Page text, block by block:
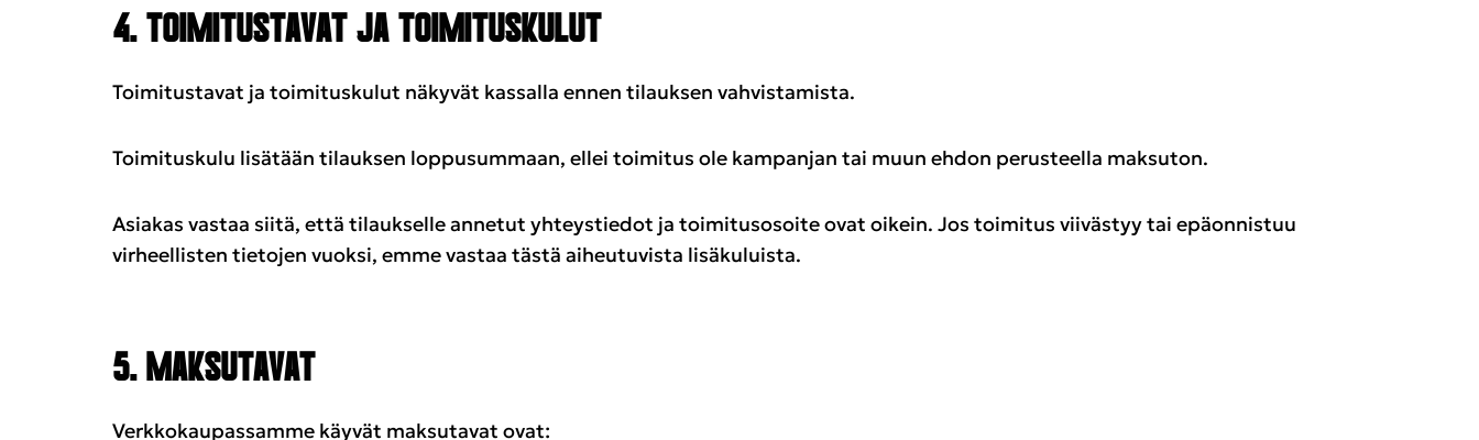
4. TOIMITUSTAVAT JA TOIMITUSKULUT
Toimitustavat ja toimituskulut näkyvät kassalla ennen tilauksen vahvistamista.
Toimituskulu lisätään tilauksen loppusummaan, ellei toimitus ole kampanjan tai muun ehdon perusteella maksuton.
Asiakas vastaa siitä, että tilaukselle annetut yhteystiedot ja toimitusosoite ovat oikein. Jos toimitus viivästyy tai epäonnistuu
virheellisten tietojen vuoksi, emme vastaa tästä aiheutuvista lisäkuluista.
5. MAKSUTAVAT
Verkkokaupassamme käyvät maksutavat ovat: